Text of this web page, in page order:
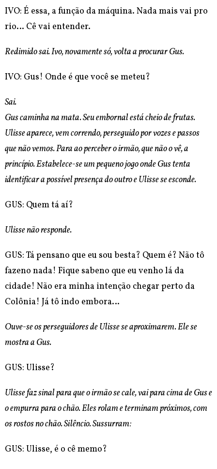
IVO: É essa, a função da máquina. Nada mais vai pro
rio… Cê vai entender.
Redimido sai. Ivo, novamente só, volta a procurar Gus.
IVO: Gus! Onde é que você se meteu?
Sai.
Gus caminha na mata. Seu embornal está cheio de frutas.
Ulisse aparece, vem correndo, perseguido por vozes e passos
que não vemos. Para ao perceber o irmão, que não o vê, a
princípio. Estabelece-se um pequeno jogo onde Gus tenta
identificar a possível presença do outro e Ulisse se esconde.
GUS: Quem tá aí?
Ulisse não responde.
GUS: Tá pensano que eu sou besta? Quem é? Não tô
fazeno nada! Fique sabeno que eu venho lá da
cidade! Não era minha intenção chegar perto da
Colônia! Já tô indo embora…
Ouve-se os perseguidores de Ulisse se aproximarem. Ele se
mostra a Gus.
GUS: Ulisse?
Ulisse faz sinal para que o irmão se cale, vai para cima de Gus e
o empurra para o chão. Eles rolam e terminam próximos, com
os rostos no chão. Silêncio. Sussurram:
GUS: Ulisse, é o cê memo?